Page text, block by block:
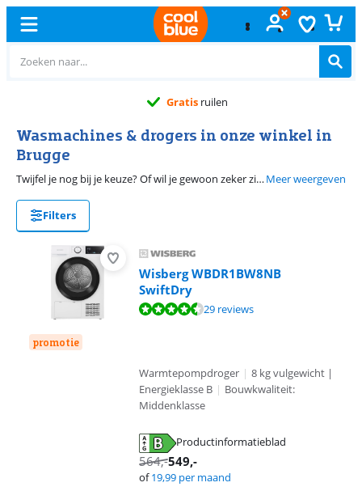
Gratis ruilen
Wasmachines & drogers in onze winkel in
Brugge
Twijfel je nog bij je keuze? Of wil je gewoon zeker zijn over de kleur? In onze winkel kan je het zelf ontdekken. Op deze pagina vind je alle wasmachines en drogers die je kan bekijken in Brugge.Meer weergeven
Filters
promotie
Wisberg WBDR1BW8NB
SwiftDry
Beoordeling is 9,2 van de 10, gebaseerd op 29 reviews.
29 reviews
Warmtepompdroger | 8 kg vulgewicht |
Energieklasse B | Bouwkwaliteit:
Middenklasse
Productinformatieblad
564,-549,-
of19,99 per maand